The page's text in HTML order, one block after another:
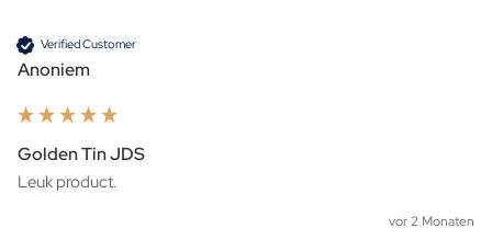
Verified Customer
Anoniem
Golden Tin JDS
Leuk product.
vor 2 Monaten